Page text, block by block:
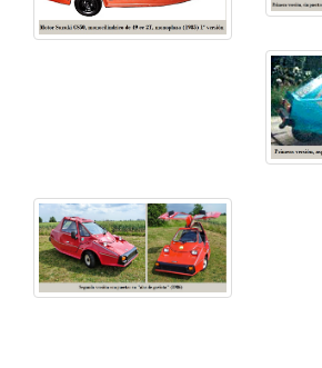
En el Stondon Museum &
Bedfordshire tiene expuesto un